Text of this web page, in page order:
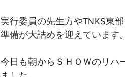
実行委員の先生方やTNKS東
準備が大詰めを迎えています。
今日も朝からＳＨＯＷのリハ